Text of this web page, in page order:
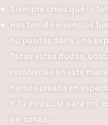
Siempre crees que te
Has tenido vivencias
no puedes darle una
Todas estas dudas,
resolverlas en este
hemos creado en
Y Tú dirás… si para mí,
personas…